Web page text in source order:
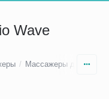
Wave
/ Массажеры для лица